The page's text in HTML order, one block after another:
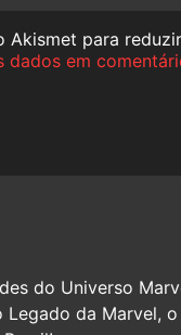
Akismet para
dados em
do Universo
Legado da Marvel,